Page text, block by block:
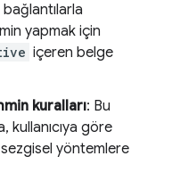
yapmak için
içeren belge
kuralları: Bu
kullanıcıya göre
yöntemlere